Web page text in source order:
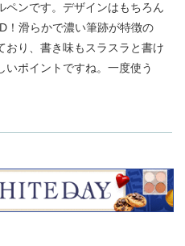
ペンです。デザインはもちろん
！滑らかで濃い筆跡が特徴の
おり、書き味もスラスラと書け
いポイントですね。一度使う